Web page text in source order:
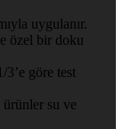
uygulanır.
özel bir doku
3’e göre test
ürünler su ve